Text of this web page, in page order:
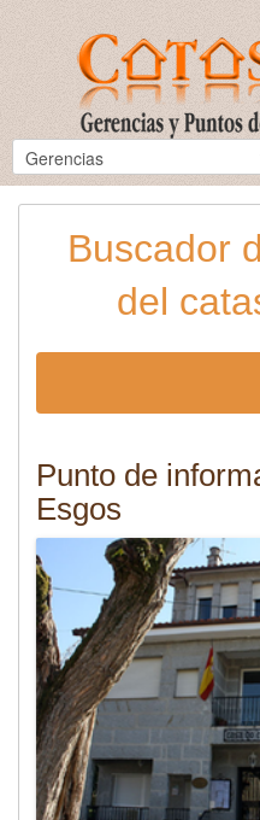
Buscador
del
Punto de
Esgos